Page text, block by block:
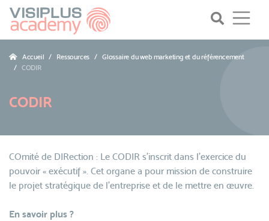
Accueil Ressources
Glossaire du web marketing et du référencement
CODIR
CODIR
COmité de DIRection : Le CODIR s'inscrit dans l'exercice du
pouvoir « exécutif ». Cet organe a pour mission de construire
le projet stratégique de l'entreprise et de le mettre en œuvre.
En savoir plus ?